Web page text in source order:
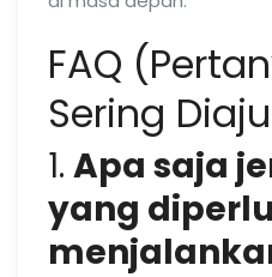
FAQ
Sering
1. Apa saja
yang